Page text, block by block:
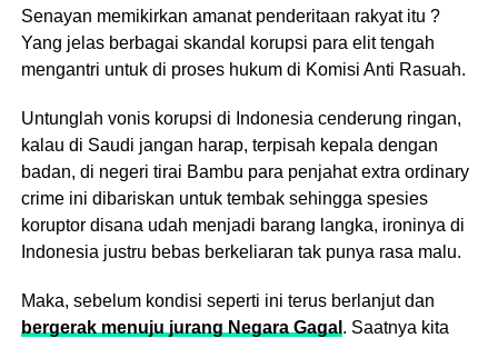
Senayan memikirkan amanat penderitaan rakyat itu ?
Yang jelas berbagai skandal korupsi para elit tengah
mengantri untuk di proses hukum di Komisi Anti Rasuah.
Untunglah vonis korupsi di Indonesia cenderung ringan,
kalau di Saudi jangan harap, terpisah kepala dengan
badan, di negeri tirai Bambu para penjahat extra ordinary
crime ini dibariskan untuk tembak sehingga spesies
koruptor disana udah menjadi barang langka, ironinya di
Indonesia justru bebas berkeliaran tak punya rasa malu.
Maka, sebelum kondisi seperti ini terus berlanjut dan
bergerak menuju jurang Negara Gagal . Saatnya kita